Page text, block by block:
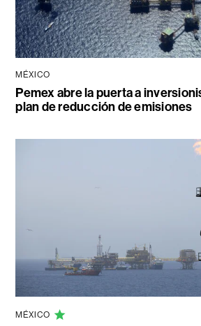
MÉXICO
Pemex abre la puerta a
plan de reducción de emisiones
MÉXICO